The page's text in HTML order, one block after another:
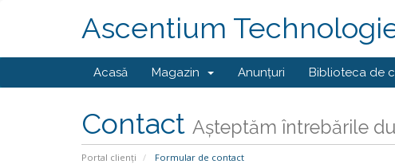
Ascentium
Acasă Magazin Anunțuri Biblioteca de
Contact Așteptăm întrebările
Portal clienți Formular de contact